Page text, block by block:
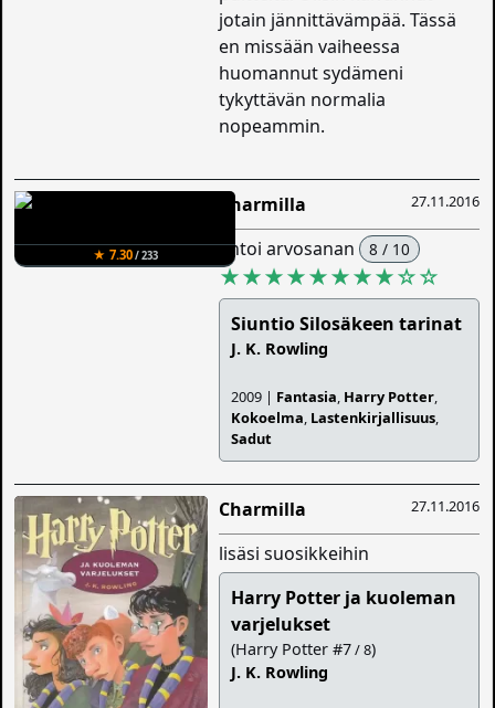
jotain jännittävämpää. Tässä
en missään vaiheessa
huomannut sydämeni
tykyttävän normalia
nopeammin.
★ 7.30/ 233
27.11.2016
Charmilla
antoi arvosanan 8 / 10
★★★★★★★★☆☆
Siuntio Silosäkeen tarinat
J. K. Rowling
2009 | Fantasia, Harry Potter,
Kokoelma, Lastenkirjallisuus,
Sadut
27.11.2016
Charmilla
lisäsi suosikkeihin
Harry Potter ja kuoleman
varjelukset
(Harry Potter #7/ 8)
J. K. Rowling